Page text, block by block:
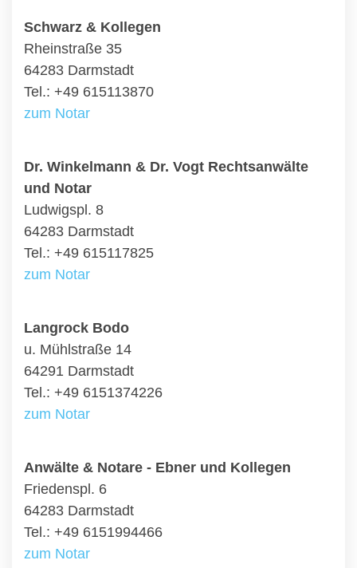
Schwarz & Kollegen
Rheinstraße 35
64283 Darmstadt
Tel.: +49 615113870
zum Notar
Dr. Winkelmann & Dr. Vogt Rechtsanwälte
und Notar
Ludwigspl. 8
64283 Darmstadt
Tel.: +49 615117825
zum Notar
Langrock Bodo
u. Mühlstraße 14
64291 Darmstadt
Tel.: +49 6151374226
zum Notar
Anwälte & Notare - Ebner und Kollegen
Friedenspl. 6
64283 Darmstadt
Tel.: +49 6151994466
zum Notar